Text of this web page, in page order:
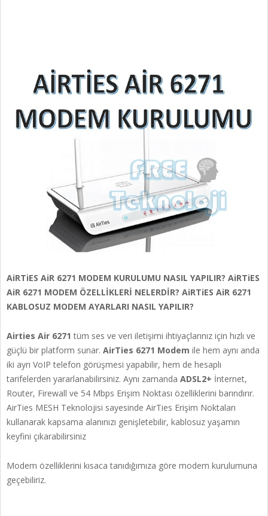
AiRTiES AiR 6271 MODEM KURULUMU NASIL YAPILIR? AiRTiES
AiR 6271 MODEM ÖZELLİKLERİ NELERDİR? AiRTiES AiR 6271
KABLOSUZ MODEM AYARLARI NASIL YAPILIR?
Airties Air 6271 tüm ses ve veri iletişimi ihtiyaçlarınız için hızlı ve
güçlü bir platform sunar. AirTies 6271 Modem ile hem aynı anda
iki ayrı VoIP telefon görüşmesi yapabilir, hem de hesaplı
tarifelerden yararlanabilirsiniz. Aynı zamanda ADSL2+ İnternet,
Router, Firewall ve 54 Mbps Erişim Noktası özelliklerini barındırır.
AirTies MESH Teknolojisi sayesinde AirTies Erişim Noktaları
kullanarak kapsama alanınızı genişletebilir, kablosuz yaşamın
keyfini çıkarabilirsiniz
Modem özelliklerini kısaca tanıdığımıza göre modem kurulumuna
geçebiliriz.